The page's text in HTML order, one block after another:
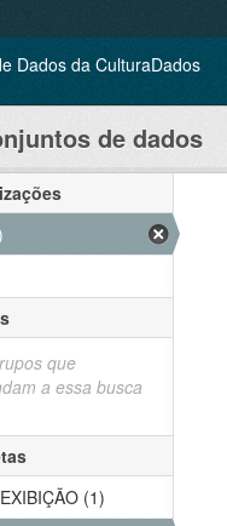
de dados
que
a essa busca
(1)